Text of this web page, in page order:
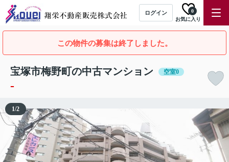
ログイン
お気に入り
0
この物件の募集は終了しました。
宝塚市梅野町の中古マンション 空室0
-
1/2